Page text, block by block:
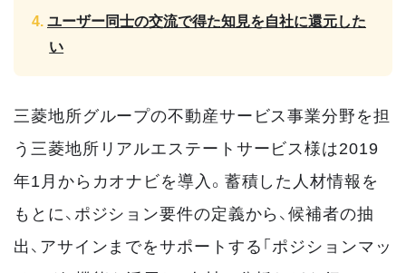
ユーザー同士の交流で得た知見を自社に還元した
い
三菱地所グループの不動産サービス事業分野を担
う三菱地所リアルエステートサービス様は2019
年1月からカオナビを導入。蓄積した人材情報を
もとに、ポジション要件の定義から、候補者の抽
出、アサインまでをサポートする「ポジションマッ